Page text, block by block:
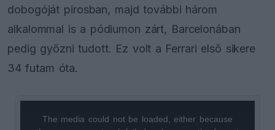
dobogóját pirosban, majd további három
alkalommal is a pódiumon zárt, Barcelonában
pedig győzni tudott. Ez volt a Ferrari első sikere
34 futam óta.
The media could not be loaded, either because